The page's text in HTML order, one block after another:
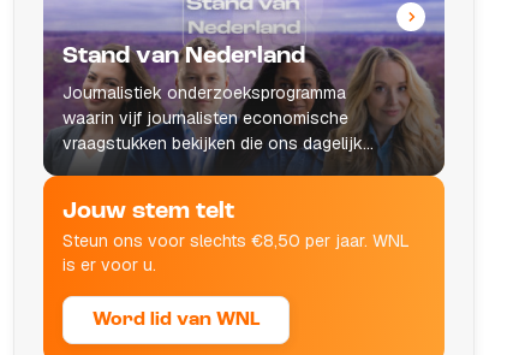
Stand van Nederland
Journalistiek onderzoeksprogramma
waarin vijf journalisten economische
vraagstukken bekijken die ons dagelijks
leven raken.
Jouw stem telt
Steun ons voor slechts €8,50 per jaar. WNL
is er voor u.
Word lid van WNL